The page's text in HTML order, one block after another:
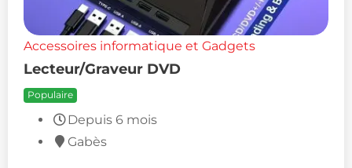
Accessoires informatique et Gadgets
Lecteur/Graveur DVD
Populaire
Depuis 6 mois
Gabès